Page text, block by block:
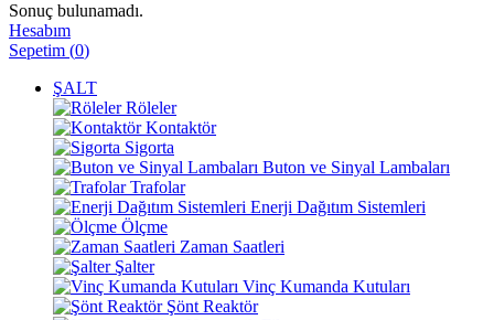
Sonuç bulunamadı.
Hesabım
Sepetim (0)
ŞALT
Röleler
Kontaktör
Sigorta
Buton ve Sinyal Lambaları
Trafolar
Enerji Dağıtım Sistemleri
Ölçme
Zaman Saatleri
Şalter
Vinç Kumanda Kutuları
Şönt Reaktör